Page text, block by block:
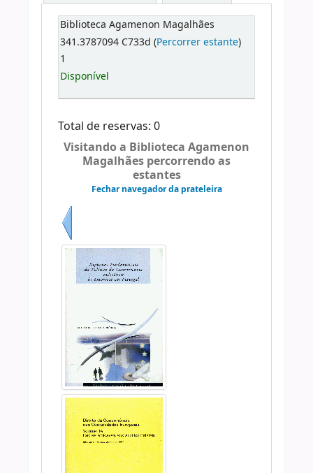
Biblioteca Agamenon Magalhães
341.3787094 C733d (Percorrer estante)
1
Disponível
Total de reservas: 0
Visitando a Biblioteca Agamenon
Magalhães percorrendo as
estantes
Fechar navegador da prateleira
Anterior